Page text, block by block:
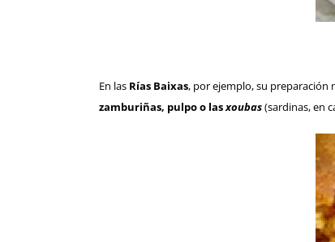
En las Rías Baixas, por ejemplo, su preparación
zamburiñas, pulpo o lasxoubas(sardinas, en